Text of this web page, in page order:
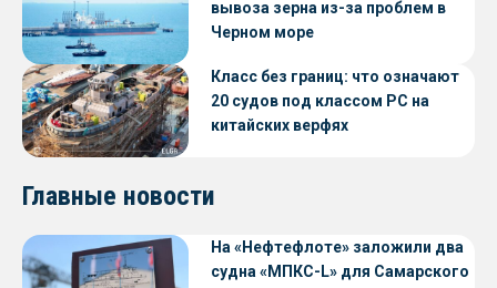
вывоза зерна из-за проблем в
Черном море
Класс без границ: что означают
20 судов под классом РС на
китайских верфях
Главные новости
На «Нефтефлоте» заложили два
судна «МПКС-L» для Самарского